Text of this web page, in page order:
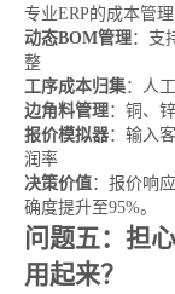
专业ERP的成本管
动态BOM管理：支
整
工序成本归集：人
边角料管理：铜、
报价模拟器：输入
润率
决策价值：报价响
确度提升至95%。
问题五：担
用起来？